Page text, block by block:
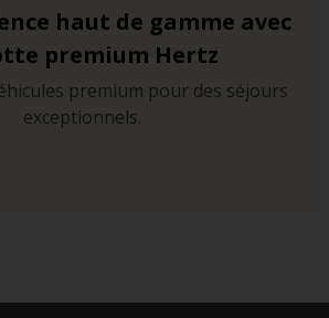
haut de gamme avec
premium Hertz
premium pour des séjours
exceptionnels.